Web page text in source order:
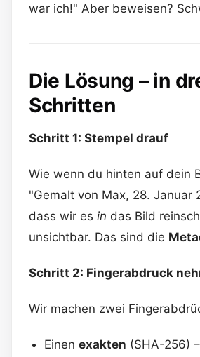
war ich!" Aber beweisen?
Die Lösung – in
Schritten
Schritt 1: Stempel drauf
Wie wenn du hinten auf dein
"Gemalt von Max, 28. Januar
dass wir es in das Bild
unsichtbar. Das sind die
Schritt 2: Fingerabdruck
Wir machen zwei
Einenexakten (SHA-256)